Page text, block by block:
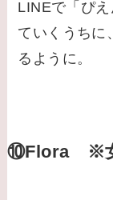
LINEで「ぴ
ていくうちに
るように。
⑩Flora ※